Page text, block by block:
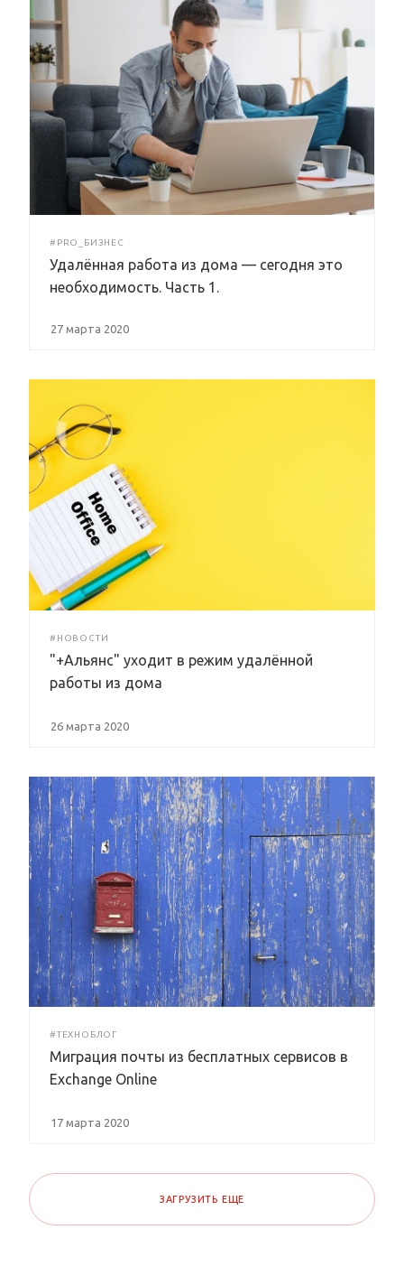
#PRO_БИЗНЕС
Удалённая работа из дома — сегодня это
необходимость. Часть 1.
27 марта 2020
#НОВОСТИ
"+Альянс" уходит в режим удалённой
работы из дома
26 марта 2020
#ТЕХНОБЛОГ
Миграция почты из бесплатных сервисов в
Exchange Online
17 марта 2020
ЗАГРУЗИТЬ ЕЩЕ